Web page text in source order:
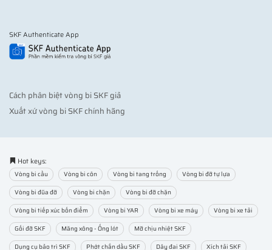
SKF Authenticate App
Cách phân biệt vòng bi SKF giả
Xuất xứ vòng bi SKF chính hãng
Hot keys:
Vòng bi cầu Vòng bi côn Vòng bi tang trống
Vòng bi đỡ tự lựa
Vòng bi đũa đỡ
Vòng bi chặn
Vòng bi đỡ chặn
Vòng bi tiếp xúc bốn điểm
Vòng bi YAR Vòng bi xe máy
Vòng bi xe tải
Gối đỡ SKF
Măng xông - Ống lót
Mỡ chịu nhiệt SKF
Dụng cụ bảo trì SKF
Phớt chắn dầu SKF Dây đai SKF Xích tải SKF